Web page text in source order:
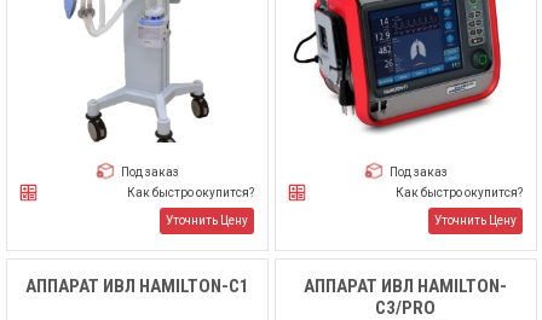
Под заказ
Как быстро окупится?
Уточнить Цену
Под заказ
Как быстро окупится?
Уточнить Цену
АППАРАТ ИВЛ HAMILTON-C1
АППАРАТ ИВЛ HAMILTON-
C3/PRO